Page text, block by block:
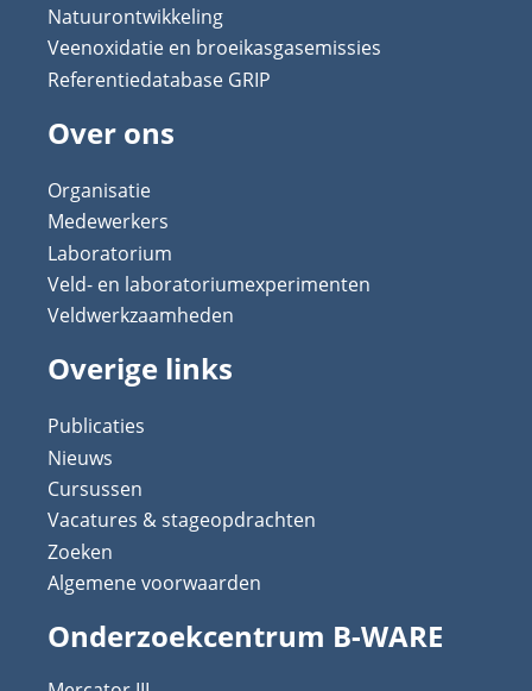
Natuurontwikkeling
Veenoxidatie en broeikasgasemissies
Referentiedatabase GRIP
Over ons
Organisatie
Medewerkers
Laboratorium
Veld- en laboratoriumexperimenten
Veldwerkzaamheden
Overige links
Publicaties
Nieuws
Cursussen
Vacatures & stageopdrachten
Zoeken
Algemene voorwaarden
Onderzoekcentrum B-WARE